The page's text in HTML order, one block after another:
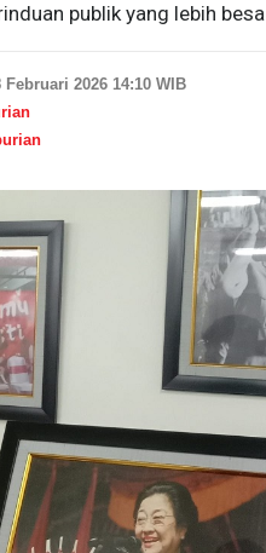
publik yang lebih
Februari 2026 14:10 WIB